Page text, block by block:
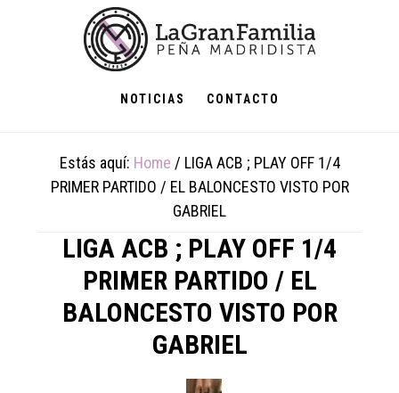
NOTICIAS CONTACTO
Estás aquí: Home / LIGA ACB ; PLAY OFF 1/4
PRIMER PARTIDO / EL BALONCESTO VISTO POR
GABRIEL
LIGA ACB ; PLAY OFF 1/4
PRIMER PARTIDO / EL
BALONCESTO VISTO POR
GABRIEL